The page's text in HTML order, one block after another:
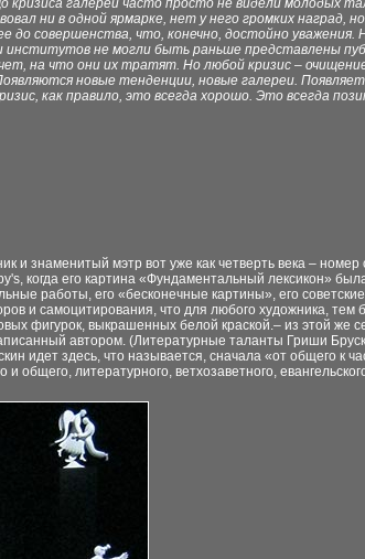
галереи часто просто не видели молодых
ни в одной ярмарке, нет у него громких наград,
совершенства, что, конечно, достойно
не могли быть раньше представлены
на что они их тратят. Но любой кризис –
новые тенденции, новые галереи.
как правило, это всегда хорошо. Это всегда
и знаменитый мэтр вот уже как четверть века –
когда его картина «Фундаментальный лексикон»
работы, его «бесконечные картины», его
и самоцитирования, что для любого художника, тем
фигурок, выкрашенных белой краской.– из этой же
автором. (Литературные таланты Гриши
идет здесь, что называется, сначала «от общего к
литературного, ветхозаветного,